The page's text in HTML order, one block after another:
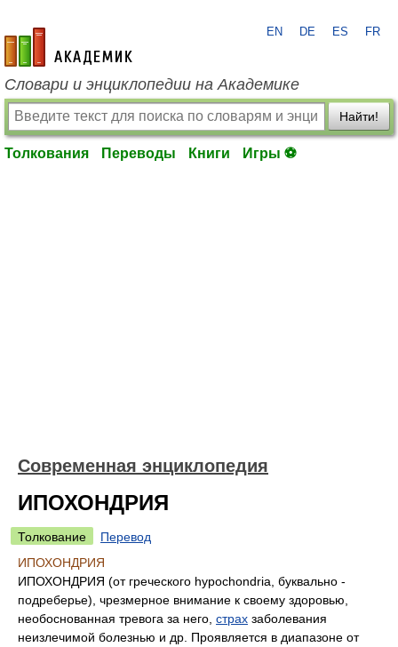
academic.ru
EN DE ES FR
Словари и энциклопедии на Академике
Найти!
Толкования Переводы Книги Игры ⚽
Современная энциклопедия
ИПОХОНДРИЯ
Толкование
Перевод
ИПОХОНДРИЯ
ИПОХОНДРИЯ (от греческого hypochondria, буквально -
подреберье), чрезмерное внимание к своему здоровью,
необоснованная тревога за него, страх заболевания
неизлечимой болезнью и др. Проявляется в диапазоне от